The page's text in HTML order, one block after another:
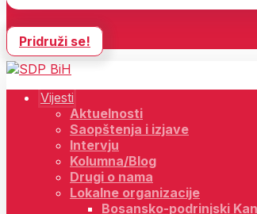
Pridruži se!
Vijesti
Aktuelnosti
Saopštenja i izjave
Intervju
Kolumna/Blog
Drugi o nama
Lokalne organizacije
Bosansko-podrinjski